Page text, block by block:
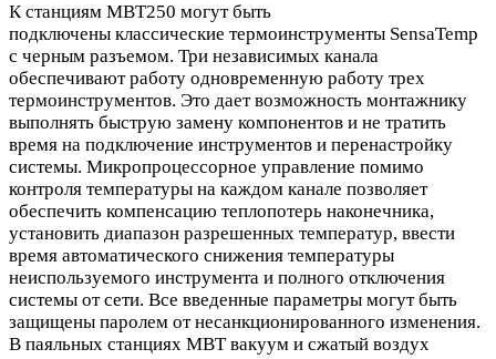
К станциям MBT250 могут быть
подключены классические термоинструменты SensaTemp
с черным разъемом. Три независимых канала
обеспечивают работу одновременную работу трех
термоинструментов. Это дает возможность монтажнику
выполнять быструю замену компонентов и не тратить
время на подключение инструментов и перенастройку
системы. Микропроцессорное управление помимо
контроля температуры на каждом канале позволяет
обеспечить компенсацию теплопотерь наконечника,
установить диапазон разрешенных температур, ввести
время автоматического снижения температуры
неиспользуемого инструмента и полного отключения
системы от сети. Все введенные параметры могут быть
защищены паролем от несанкционированного изменения.
В паяльных станциях MBT вакуум и сжатый воздух